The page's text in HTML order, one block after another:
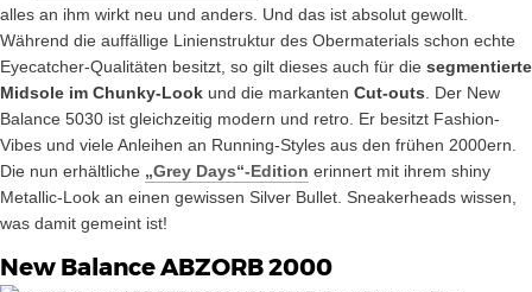
alles an ihm wirkt neu und anders. Und das ist absolut gewollt.
Während die auffällige Linienstruktur des Obermaterials schon echte
Eyecatcher-Qualitäten besitzt, so gilt dieses auch für die segmentierte
Midsole im Chunky-Look und die markanten Cut-outs. Der New
Balance 5030 ist gleichzeitig modern und retro. Er besitzt Fashion-
Vibes und viele Anleihen an Running-Styles aus den frühen 2000ern.
Die nun erhältliche „Grey Days“-Edition erinnert mit ihrem shiny
Metallic-Look an einen gewissen Silver Bullet. Sneakerheads wissen,
was damit gemeint ist!
New Balance ABZORB 2000